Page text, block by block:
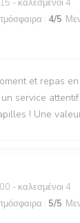
- καλεσμένοι 4
: 4/5
et repas
service
! Une
- καλεσμένοι 4
: 5/5